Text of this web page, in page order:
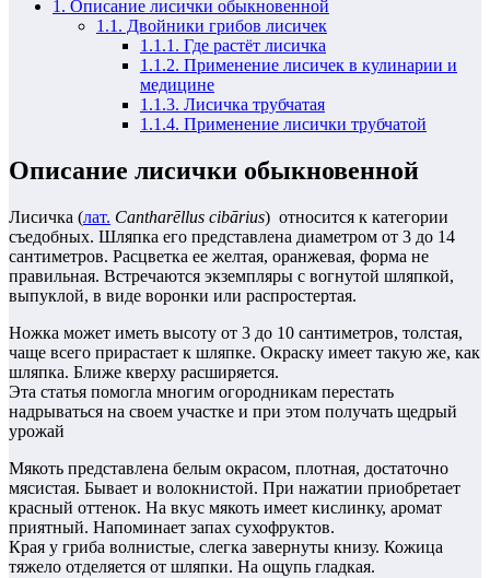
1. Описание лисички обыкновенной
1.1. Двойники грибов лисичек
1.1.1. Где растёт лисичка
1.1.2. Применение лисичек в кулинарии и
медицине
1.1.3. Лисичка трубчатая
1.1.4. Применение лисички трубчатой
Описание лисички обыкновенной
Лисичка (лат. Cantharēllus cibārius) относится к категории
съедобных. Шляпка его представлена диаметром от 3 до 14
сантиметров. Расцветка ее желтая, оранжевая, форма не
правильная. Встречаются экземпляры с вогнутой шляпкой,
выпуклой, в виде воронки или распростертая.
Ножка может иметь высоту от 3 до 10 сантиметров, толстая,
чаще всего прирастает к шляпке. Окраску имеет такую же, как
шляпка. Ближе кверху расширяется.
Эта статья помогла многим огородникам перестать
надрываться на своем участке и при этом получать щедрый
урожай
Мякоть представлена белым окрасом, плотная, достаточно
мясистая. Бывает и волокнистой. При нажатии приобретает
красный оттенок. На вкус мякоть имеет кислинку, аромат
приятный. Напоминает запах сухофруктов.
Края у гриба волнистые, слегка завернуты книзу. Кожица
тяжело отделяется от шляпки. На ощупь гладкая.